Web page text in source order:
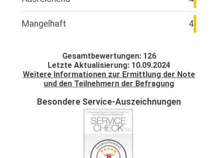
Mangelhaft 4
Gesamtbewertungen: 126
Letzte Aktualisierung: 10.09.2024
Weitere Informationen zur Ermittlung der Note
und den Teilnehmern der Befragung
Besondere Service-Auszeichnungen